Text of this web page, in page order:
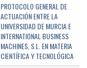
PROTOCOLO GENERAL DE
ACTUACIÓN ENTRE LA
UNIVERSIDAD DE MURCIA E
INTERNATIONAL BUSINESS
MACHINES, S.L. EN MATERIA
CIENTÍFICA Y TECNOLÓGICA